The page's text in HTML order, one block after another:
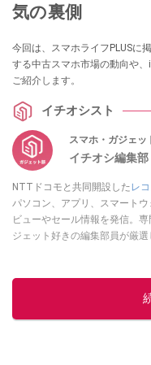
気の裏側
今回は、スマホライフPLUSに
する中古スマホ市場の動向や
ご紹介します。
イチオシスト
スマホ・ガジェッ
イチオシ編集
NTTドコモと共同開設した レ
パソコン、アプリ、スマート
ビューやセール情報を発信。
ジェット好きの編集部員が厳選